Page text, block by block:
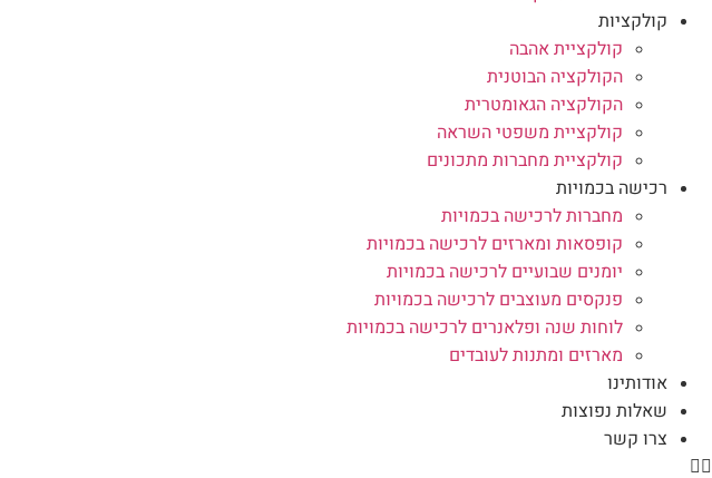
קולקציות
קולקציית אהבה
הקולקציה הבוטנית
הקולקציה הגאומטרית
קולקציית משפטי השראה
קולקציית מחברות מתכונים
רכישה בכמויות
מחברות לרכישה בכמויות
קופסאות ומארזים לרכישה בכמויות
יומנים שבועיים לרכישה בכמויות
פנקסים מעוצבים לרכישה בכמויות
לוחות שנה ופלאנרים לרכישה בכמויות
מארזים ומתנות לעובדים
אודותינו
שאלות נפוצות
צרו קשר